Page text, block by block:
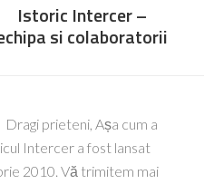
Istoric Intercer –
si colaboratorii
Dragi prieteni, Așa cum a
Intercer a fost lansat
2010. Vă trimitem mai